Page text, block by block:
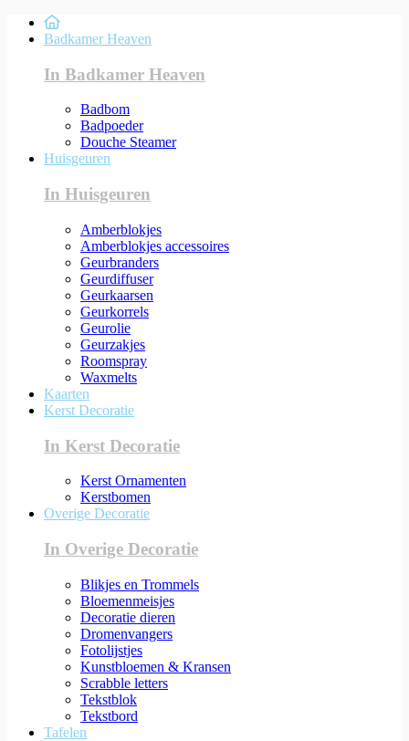
Badkamer Heaven
In Badkamer Heaven
Badbom
Badpoeder
Douche Steamer
Huisgeuren
In Huisgeuren
Amberblokjes
Amberblokjes accessoires
Geurbranders
Geurdiffuser
Geurkaarsen
Geurkorrels
Geurolie
Geurzakjes
Roomspray
Waxmelts
Kaarten
Kerst Decoratie
In Kerst Decoratie
Kerst Ornamenten
Kerstbomen
Overige Decoratie
In Overige Decoratie
Blikjes en Trommels
Bloemenmeisjes
Decoratie dieren
Dromenvangers
Fotolijstjes
Kunstbloemen & Kransen
Scrabble letters
Tekstblok
Tekstbord
Tafelen